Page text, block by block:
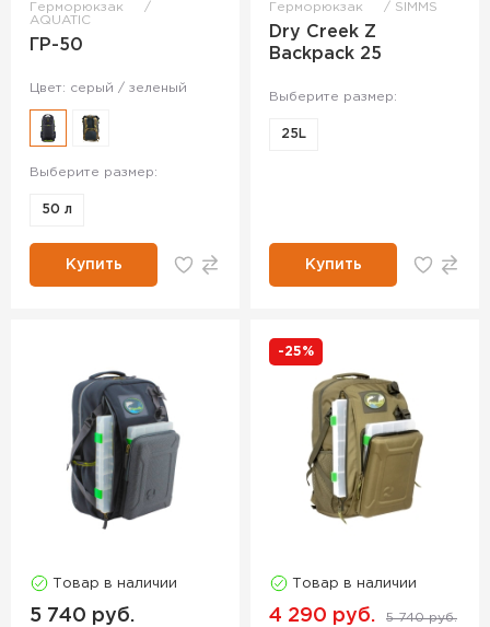
Герморюкзак
AQUATIC
ГР-50
Цвет: серый / зеленый
Выберите размер:
50 л
Купить
Герморюкзак SIMMS
Dry Creek Z
Backpack 25
Выберите размер:
25L
Купить
Товар в наличии
5 740 руб.
-25%
Товар в наличии
4 290 руб. 5 740 руб.